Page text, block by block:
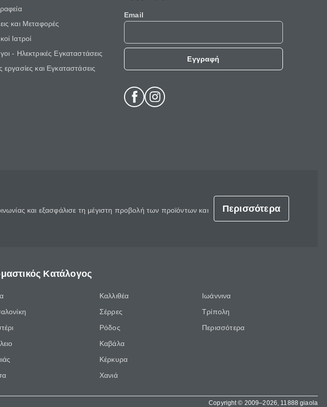
και Μεταφορές
Ιατροί
- Ηλεκτρικές Εγκαταστάσεις
εργασίες και Εγκαταστάσεις
Email
Εγγραφή
και εξασφάλισε τη μέγιστη προβολή των προϊόντων και
Περισσότερα
Κατάλογος
Καλλιθέα
Σέρρες
Ρόδος
Καβάλα
Κέρκυρα
Χανιά
Ιωάννινα
Τρίπολη
Περισσότερα
Copyright © 2009–2026, 11888 giaola